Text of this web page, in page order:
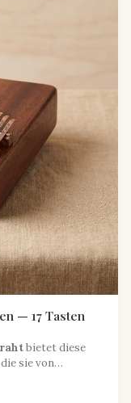
— 17 Tasten
bietet diese
sie von